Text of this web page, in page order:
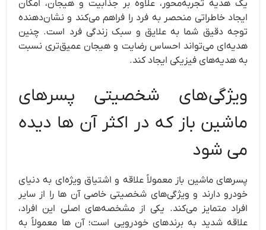
یک هدیه تجربه‌محور، علاوه بر جذابیت و هیجان، امکان
ایجاد خاطراتی منحصر به فرد را فراهم می‌کند و نشان‌دهنده
توجه دقیق شما به علایق و سبک زندگی فرد است. چنین
هدیه‌ای می‌تواند احساس رضایت و هیجان عمیق‌تری نسبت
به هدیه‌های فیزیکی ایجاد کند.
ویژگی‌های شخصیتی پسرهای
ماشین‌ باز که در اکثر آن ها دیده
می شود
پسرهای ماشین باز معمولاً علاقه و اشتیاق ویژه‌ای به دنیای
خودرو دارند و ویژگی‌های شخصیتی خاصی آن ها را از سایر
افراد متمایز می‌کند. یکی از مشخصه‌های اصلی این افراد،
علاقه شدید به برندهای خودرویی است؛ آن ها معمولاً به